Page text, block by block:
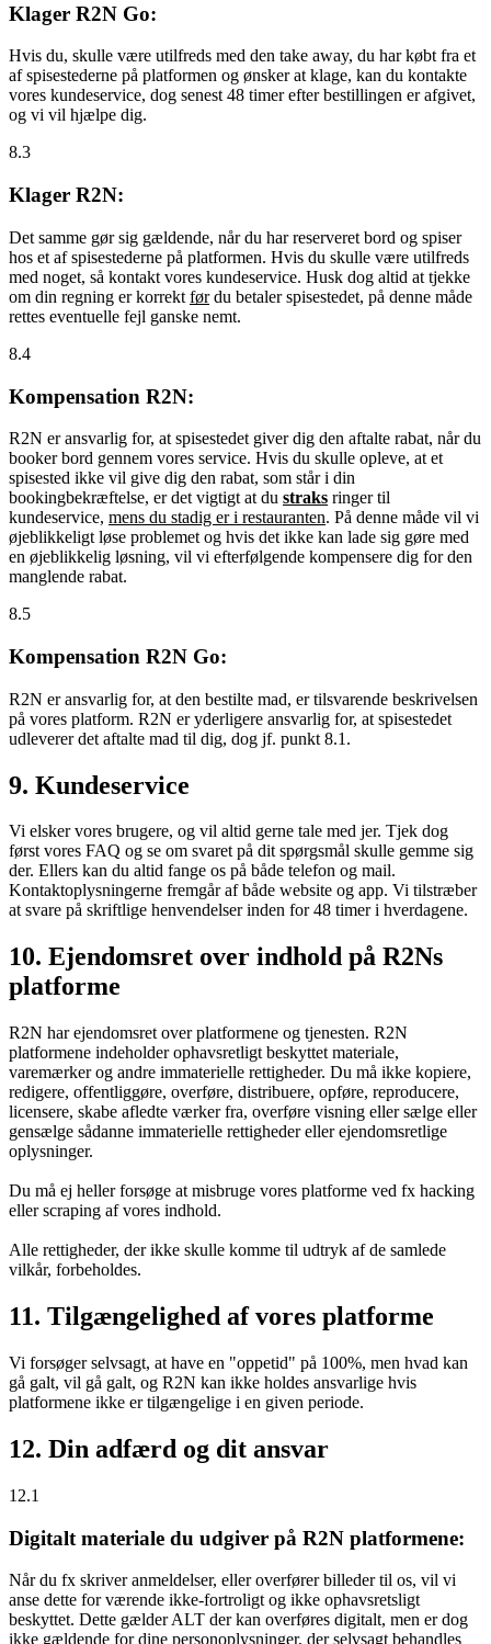
Klager R2N Go:
Hvis du, skulle være utilfreds med den take away, du har købt fra et
af spisestederne på platformen og ønsker at klage, kan du kontakte
vores kundeservice, dog senest 48 timer efter bestillingen er afgivet,
og vi vil hjælpe dig.
8.3
Klager R2N:
Det samme gør sig gældende, når du har reserveret bord og spiser
hos et af spisestederne på platformen. Hvis du skulle være utilfreds
med noget, så kontakt vores kundeservice. Husk dog altid at tjekke
om din regning er korrekt førdu betaler spisestedet, på denne måde
rettes eventuelle fejl ganske nemt.
8.4
Kompensation R2N:
R2N er ansvarlig for, at spisestedet giver dig den aftalte rabat, når du
booker bord gennem vores service. Hvis du skulle opleve, at et
spisested ikke vil give dig den rabat, som står i din
bookingbekræftelse, er det vigtigt at du straks ringer til
kundeservice, mens du stadig er i restauranten. På denne måde vil vi
øjeblikkeligt løse problemet og hvis det ikke kan lade sig gøre med
en øjeblikkelig løsning, vil vi efterfølgende kompensere dig for den
manglende rabat.
8.5
Kompensation R2N Go:
R2N er ansvarlig for, at den bestilte mad, er tilsvarende beskrivelsen
på vores platform. R2N er yderligere ansvarlig for, at spisestedet
udleverer det aftalte mad til dig, dog jf. punkt 8.1.
9. Kundeservice
Vi elsker vores brugere, og vil altid gerne tale med jer. Tjek dog
først vores FAQ og se om svaret på dit spørgsmål skulle gemme sig
der. Ellers kan du altid fange os på både telefon og mail.
Kontaktoplysningerne fremgår af både website og app. Vi tilstræber
at svare på skriftlige henvendelser inden for 48 timer i hverdagene.
10. Ejendomsret over indhold på R2Ns
platforme
R2N har ejendomsret over platformene og tjenesten. R2N
platformene indeholder ophavsretligt beskyttet materiale,
varemærker og andre immaterielle rettigheder. Du må ikke kopiere,
redigere, offentliggøre, overføre, distribuere, opføre, reproducere,
licensere, skabe afledte værker fra, overføre visning eller sælge eller
gensælge sådanne immaterielle rettigheder eller ejendomsretlige
oplysninger.
Du må ej heller forsøge at misbruge vores platforme ved fx hacking
eller scraping af vores indhold.
Alle rettigheder, der ikke skulle komme til udtryk af de samlede
vilkår, forbeholdes.
11. Tilgængelighed af vores platforme
Vi forsøger selvsagt, at have en "oppetid" på 100%, men hvad kan
gå galt, vil gå galt, og R2N kan ikke holdes ansvarlige hvis
platformene ikke er tilgængelige i en given periode.
12. Din adfærd og dit ansvar
12.1
Digitalt materiale du udgiver på R2N platformene:
Når du fx skriver anmeldelser, eller overfører billeder til os, vil vi
anse dette for værende ikke-fortroligt og ikke ophavsretsligt
beskyttet. Dette gælder ALT der kan overføres digitalt, men er dog
ikke gældende for dine personoplysninger, der selvsagt behandles